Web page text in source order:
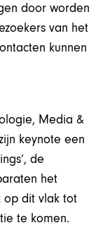
door worden
van het
kunnen
Media &
keynote een
de
het
op dit vlak tot
te komen.